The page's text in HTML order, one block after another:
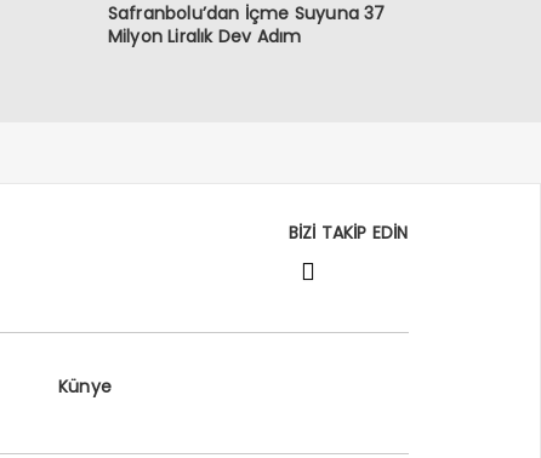
Safranbolu’dan İçme Suyuna 37
Milyon Liralık Dev Adım
BİZİ TAKİP EDİN
Künye